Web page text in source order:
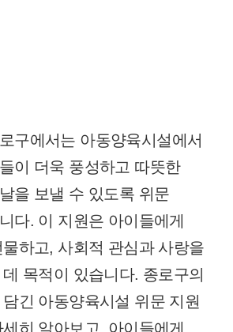
구에서는 아동양육시설에서
이 더욱 풍성하고 따뜻한
을 보낼 수 있도록 위문
다. 이 지원은 아이들에게
하고, 사회적 관심과 사랑을
목적이 있습니다. 종로구의
긴 아동양육시설 위문 지원
히 알아보고, 아이들에게